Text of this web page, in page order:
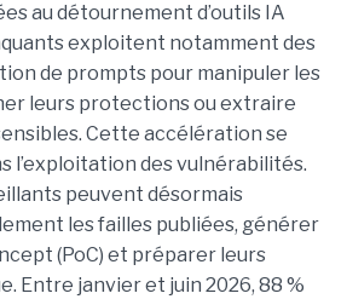
au détournement d’outils IA
exploitent notamment des
de prompts pour manipuler les
leurs protections ou extraire
Cette accélération se
l’exploitation des vulnérabilités.
peuvent désormais
les failles publiées, générer
(PoC) et préparer leurs
Entre janvier et juin 2026, 88 %